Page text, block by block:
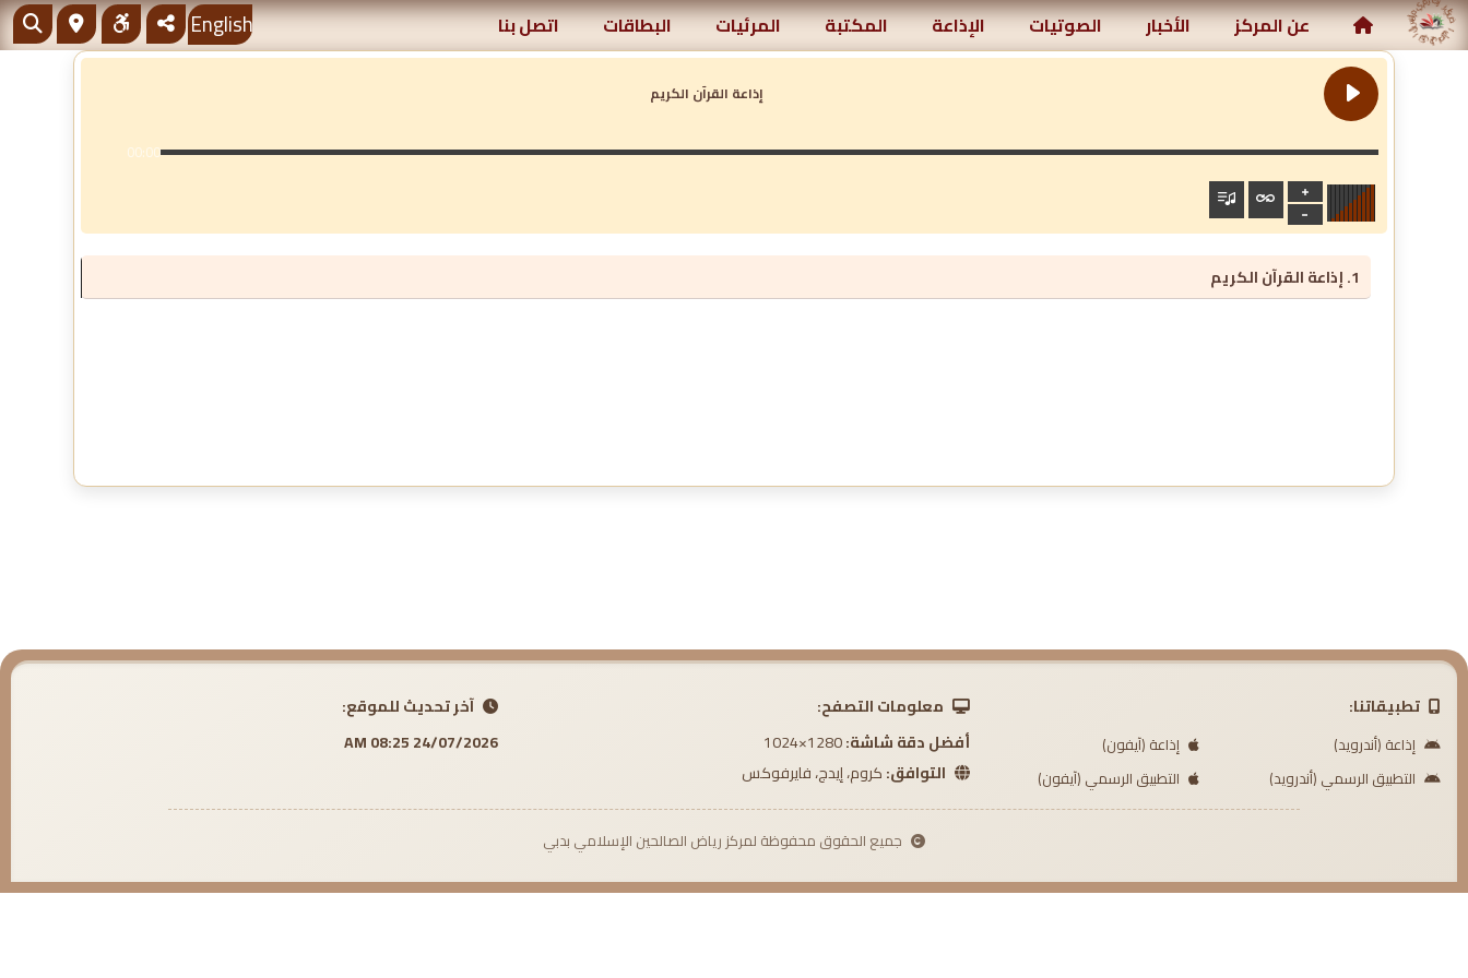
مركز رياض الصالحين الإسلامي عن المركز الأخبار الصوتيات الإذاعة المكتبة المرئيات البطاقات اتصل بنا English
إذاعة القرآن الكريم
00:00
1. إذاعة القرآن الكريم
تطبيقاتنا:
إذاعة (أندرويد)
إذاعة (آيفون)
التطبيق الرسمي (أندرويد)
التطبيق الرسمي (آيفون)
معلومات التصفح:
أفضل دقة شاشة:1280×1024
التوافق:كروم، إيدج، فايرفوكس
آخر تحديث للموقع:
24/07/2026 08:25 AM
جميع الحقوق محفوظة لمركز رياض الصالحين الإسلامي بدبي